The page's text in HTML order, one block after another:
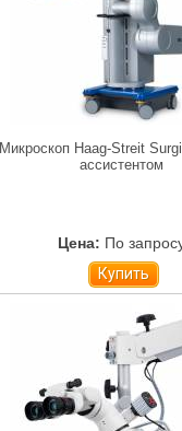
Микроскоп Haag-Streit
ассистентом
Цена: По
Купить